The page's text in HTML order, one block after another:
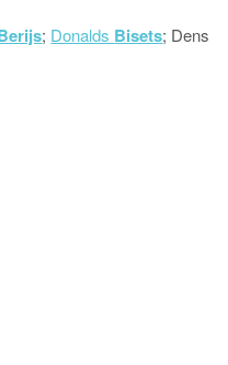
; Donalds Bisets; Dens